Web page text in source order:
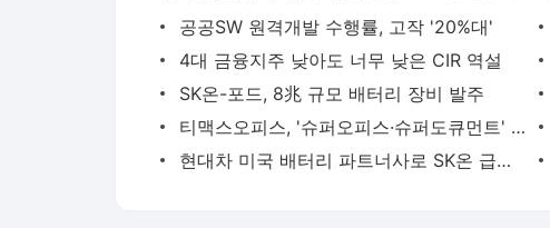
공공SW 원격개발 수행률, 고작 '20%대'
4대 금융지주 낮아도 너무 낮은 CIR 역설
SK온-포드, 8兆 규모 배터리 장비 발주
티맥스오피스, '슈퍼오피스·슈퍼도큐먼트' 등 클라우드 지능형 ECM 플랫폼 내달 출시
현대차 미국 배터리 파트너사로 SK온 급부상